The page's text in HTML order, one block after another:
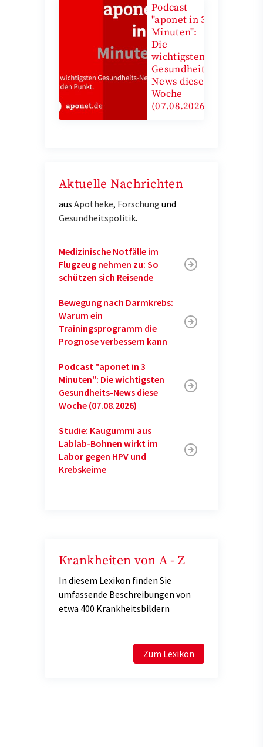
Podcast
"aponet in 3
Minuten":
Die
wichtigsten
Gesundheits-
News diese
Woche
(07.08.2026)
Aktuelle Nachrichten
aus Apotheke, Forschung und
Gesundheitspolitik.
Medizinische Notfälle im
Flugzeug nehmen zu: So
schützen sich Reisende
Bewegung nach Darmkrebs:
Warum ein
Trainingsprogramm die
Prognose verbessern kann
Podcast "aponet in 3
Minuten": Die wichtigsten
Gesundheits-News diese
Woche (07.08.2026)
Studie: Kaugummi aus
Lablab-Bohnen wirkt im
Labor gegen HPV und
Krebskeime
Krankheiten von A - Z
In diesem Lexikon finden Sie
umfassende Beschreibungen von
etwa 400 Krankheitsbildern
Zum Lexikon